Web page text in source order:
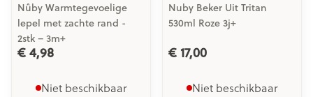
Nûby Warmtegevoelige
lepel met zachte rand -
2stk – 3m+
€ 4,98
Niet beschikbaar
Nuby Beker Uit Tritan
530ml Roze 3j+
€ 17,00
Niet beschikbaar